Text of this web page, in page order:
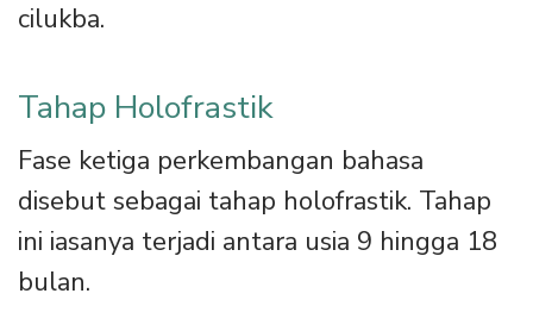
cilukba.
Tahap Holofrastik
Fase ketiga perkembangan bahasa
disebut sebagai tahap holofrastik. Tahap
ini iasanya terjadi antara usia 9 hingga 18
bulan.